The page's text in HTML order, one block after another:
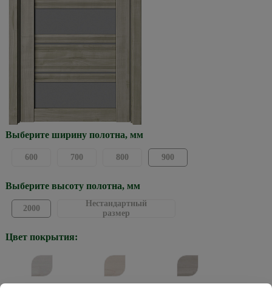
Выберите ширину полотна, мм
600 700 800 900
Выберите высоту полотна, мм
2000
Нестандартный
размер
Цвет покрытия: